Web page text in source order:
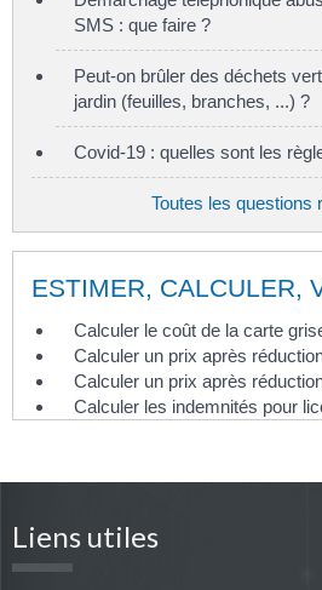
SMS : que faire ?
Peut-on brûler des déchets
jardin (feuilles, branches, ...) ?
Covid-19 : quelles sont les
Toutes les questions
ESTIMER, CALCULER,
Calculer le coût de la carte
Calculer un prix après
Calculer un prix après
Calculer les indemnités pour
Liens utiles